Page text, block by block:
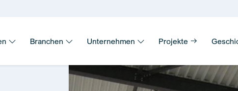
Branchen Unternehmen Projekte